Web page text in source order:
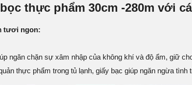
thực phẩm 30cm -280m với
tươi ngon:
ngăn chặn sự xâm nhập của không khí và độ ẩm, giữ
thực phẩm trong tủ lạnh, giấy bạc giúp ngăn ngừa